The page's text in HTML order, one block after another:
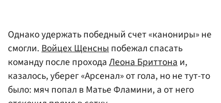
Однако удержать победный счет «канониры» не
смогли.Войцех Щенсныпобежал спасать
команду после проходаЛеона Бриттонаи,
казалось, уберег «Арсенал» от гола, но не тут-то
было: мяч попал в Матье Фламини, а от него